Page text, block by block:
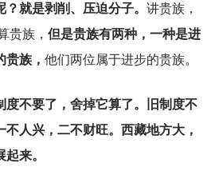
就是剥削、压迫分子。 讲贵族，
贵族， 但是贵族有两种，一种是进
族， 他们两位属于进步的贵族。
度不要了，舍掉它算了。旧制度不
人兴，二不财旺。西藏地方大，
来。